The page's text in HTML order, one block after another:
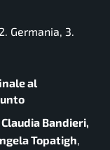
Germania, 3.
al
Bandieri,
Topatigh,